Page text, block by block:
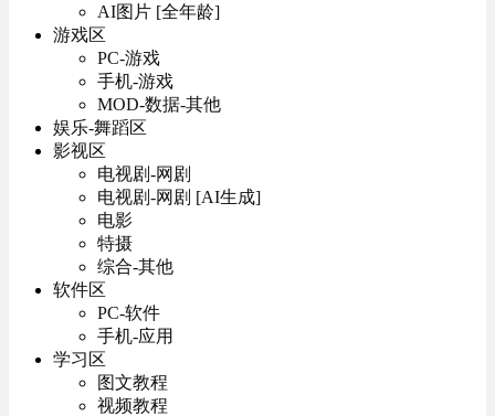
AI图片 [全年龄]
游戏区
PC-游戏
手机-游戏
MOD-数据-其他
娱乐-舞蹈区
影视区
电视剧-网剧
电视剧-网剧 [AI生成]
电影
特摄
综合-其他
软件区
PC-软件
手机-应用
学习区
图文教程
视频教程